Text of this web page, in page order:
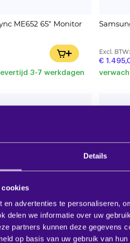
Details
cookies
advertenties te personaliseren,
delen we informatie over uw
partners kunnen deze gegevens
op basis van uw gebruik van
ME652 65" Monitor
IN WINKELWAGEN
3-7 werkdagen
Excl. BTW:
€
65" Led monitor